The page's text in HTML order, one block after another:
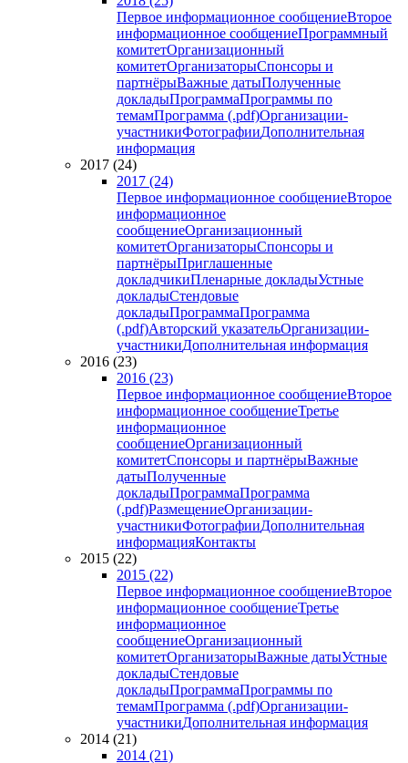
Первое информационное сообщениеВторое
информационное сообщениеПрограммный
комитетОрганизационный
комитетОрганизаторыСпонсоры и
партнёрыВажные датыПолученные
докладыПрограммаПрограммы по
темамПрограмма (.pdf)Организации-
участникиФотографииДополнительная
информация
2017 (24)
2017 (24)
Первое информационное сообщениеВторое
информационное
сообщениеОрганизационный
комитетОрганизаторыСпонсоры и
партнёрыПриглашенные
докладчикиПленарные докладыУстные
докладыСтендовые
докладыПрограммаПрограмма
(.pdf)Авторский указательОрганизации-
участникиДополнительная информация
2016 (23)
2016 (23)
Первое информационное сообщениеВторое
информационное сообщениеТретье
информационное
сообщениеОрганизационный
комитетСпонсоры и партнёрыВажные
датыПолученные
докладыПрограммаПрограмма
(.pdf)РазмещениеОрганизации-
участникиФотографииДополнительная
информацияКонтакты
2015 (22)
2015 (22)
Первое информационное сообщениеВторое
информационное сообщениеТретье
информационное
сообщениеОрганизационный
комитетОрганизаторыВажные датыУстные
докладыСтендовые
докладыПрограммаПрограммы по
темамПрограмма (.pdf)Организации-
участникиДополнительная информация
2014 (21)
2014 (21)